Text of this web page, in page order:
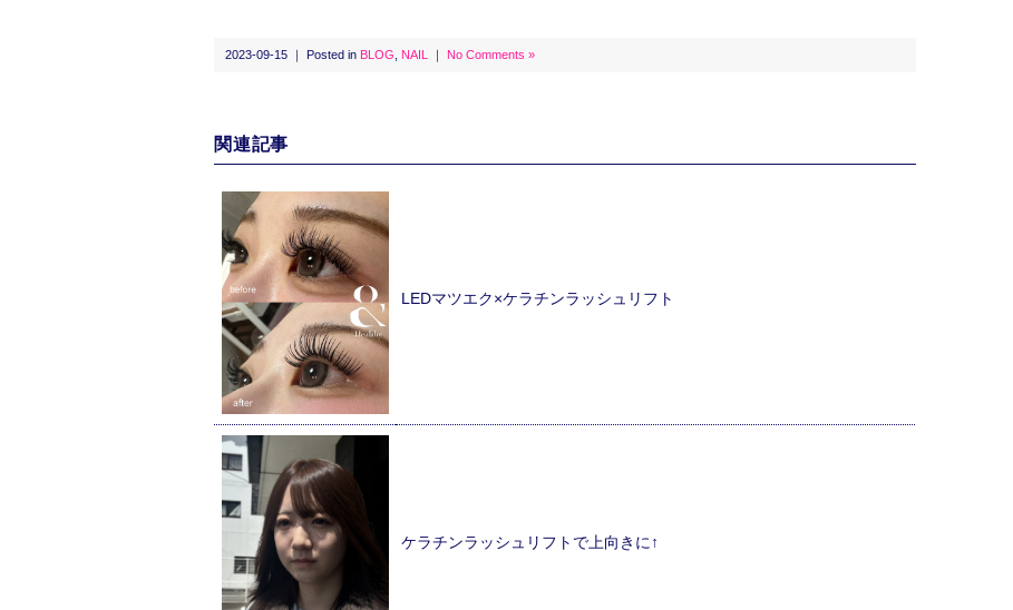
2023-09-15 ｜ Posted in BLOG NAIL ｜ No Comments »
関連記事
LEDマツエク×ケラチンラッシュリフト
ケラチンラッシュリフトで上向きに↑